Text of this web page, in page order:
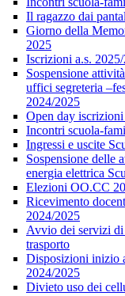
Il ragazzo dai
Giorno della
2025
Iscrizioni a.s.
Sospensione
uffici segreteria
2024/2025
Open day
Incontri scuola-
Ingressi e uscite
Sospensione delle
energia elettrica
Elezioni OO.CC
Ricevimento
2024/2025
Avvio dei servizi di
trasporto
Disposizioni inizio
2024/2025
Divieto uso dei